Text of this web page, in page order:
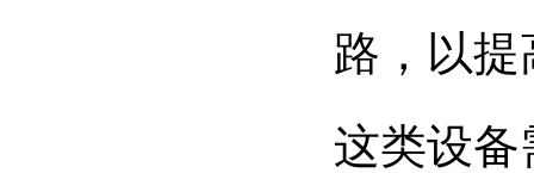
路，以
这类设